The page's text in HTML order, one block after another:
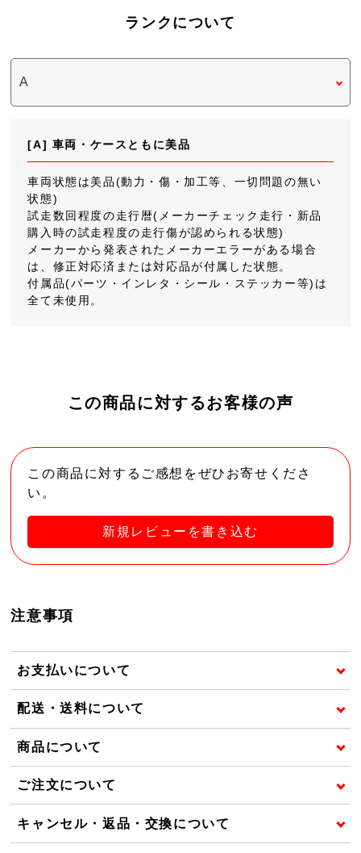
ランクについて
[A] 車両・ケースともに美品
車両状態は美品(動力・傷・加工等、一切問題の無い
状態)
試走数回程度の走行暦(メーカーチェック走行・新品
購入時の試走程度の走行傷が認められる状態)
メーカーから発表されたメーカーエラーがある場合
は、修正対応済または対応品が付属した状態。
付属品(パーツ・インレタ・シール・ステッカー等)は
全て未使用。
この商品に対するお客様の声
この商品に対するご感想をぜひお寄せくださ
い。
新規レビューを書き込む
注意事項
お支払いについて
配送・送料について
商品について
ご注文について
キャンセル・返品・交換について